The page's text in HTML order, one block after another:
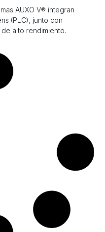
AUXO V® integran
(PLC), junto con
alto rendimiento.